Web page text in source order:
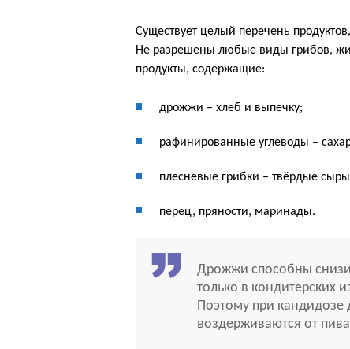
Существует целый перечень
Не разрешены любые виды грибов,
продукты, содержащие:
дрожжи – хлеб и выпечку;
рафинированные углеводы –
плесневые грибки – твёрдые
перец, пряности, маринады.
Дрожжи способны
только в кондитерских
Поэтому при кандидозе
воздерживаются от